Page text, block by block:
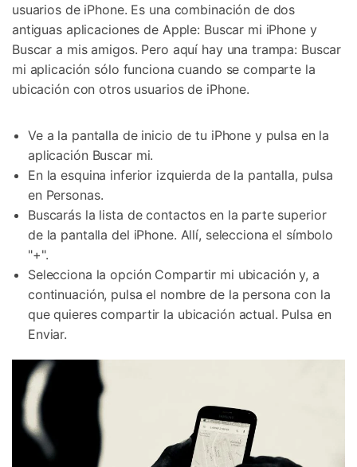
usuarios de iPhone. Es una combinación de dos
antiguas aplicaciones de Apple: Buscar mi iPhone y
Buscar a mis amigos. Pero aquí hay una trampa: Buscar
mi aplicación sólo funciona cuando se comparte la
ubicación con otros usuarios de iPhone.
Ve a la pantalla de inicio de tu iPhone y pulsa en la
aplicación Buscar mi.
En la esquina inferior izquierda de la pantalla, pulsa
en Personas.
Buscarás la lista de contactos en la parte superior
de la pantalla del iPhone. Allí, selecciona el símbolo
"+".
Selecciona la opción Compartir mi ubicación y, a
continuación, pulsa el nombre de la persona con la
que quieres compartir la ubicación actual. Pulsa en
Enviar.
Controla tu teléfono con Dr.Fone
+50M usuarios y +17 años de confianza
Desbloquea, repara y protege tu teléfono
Recupera y transfiere datos fácilmente
Tecnología IA: sin conocimientos técnicos
Abrir App